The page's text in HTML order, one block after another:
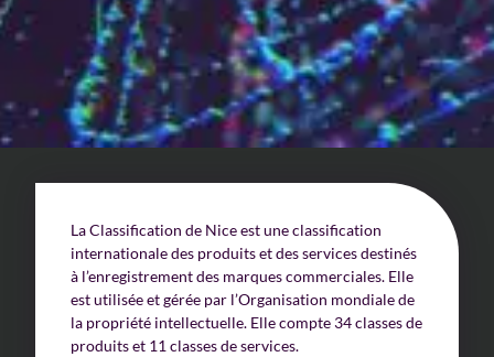
TPE / PME / ETI
Start-up
Laboratoires et Universités
Un enjeu stratégique
La Classification de Nice est une classification
internationale des produits et des services destinés
à l’enregistrement des marques commerciales. Elle
est utilisée et gérée par l’Organisation mondiale de
la propriété intellectuelle. Elle compte 34 classes de
produits et 11 classes de services.